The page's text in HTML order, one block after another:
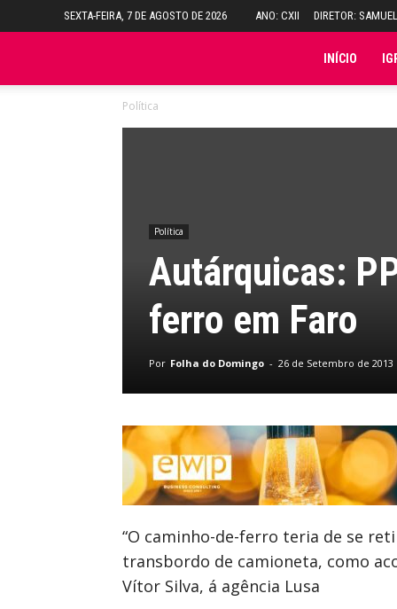
SEXTA-FEIRA, 7 DE AGOSTO DE 2026 ANO: CXII DIRETOR:
INÍCIO
Política
Política
Autárquicas:
ferro em Faro
Por Folha do Domingo - 26 de Setembro de 2013
“O caminho-de-ferro teria de se
transbordo de camioneta, como
Vítor Silva, á agência Lusa